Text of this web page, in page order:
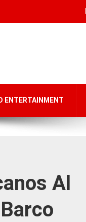
ENTERTAINMENT
Al